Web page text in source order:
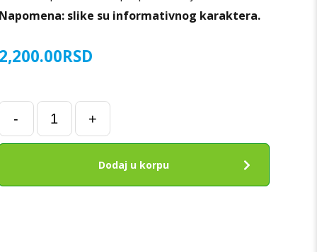
2,200.00RSD
Napomena: slike su informativnog karaktera.
-
JC
Dot
Projector
+
Dodaj u korpu